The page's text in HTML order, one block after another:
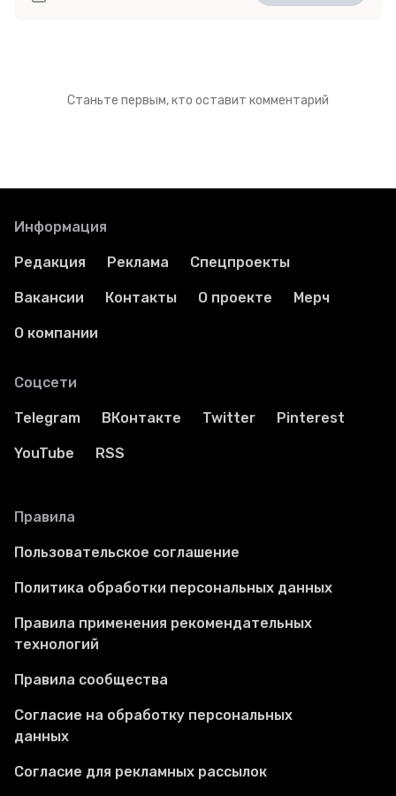
Станьте первым, кто оставит комментарий
Информация
Редакция Реклама Спецпроекты
Вакансии Контакты О проекте Мерч
О компании
Соцсети
Telegram ВКонтакте Twitter Pinterest
YouTube RSS
Правила
Пользовательское соглашение
Политика обработки персональных данных
Правила применения рекомендательных
технологий
Правила сообщества
Согласие на обработку персональных
данных
Согласие для рекламных рассылок